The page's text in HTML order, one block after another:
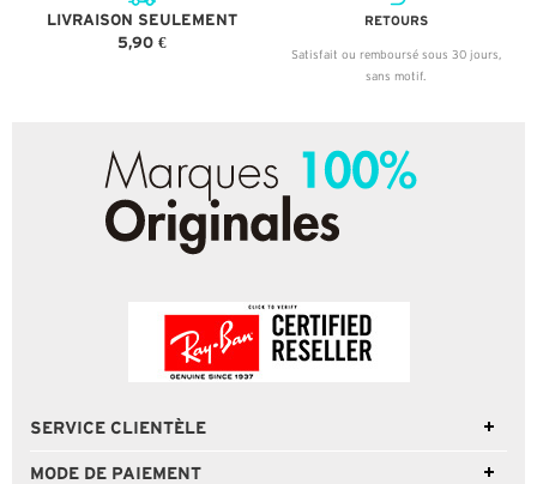
LIVRAISON SEULEMENT
5,90 €
RETOURS
Satisfait ou remboursé sous 30 jours,
sans motif.
SERVICE CLIENTÈLE
MODE DE PAIEMENT